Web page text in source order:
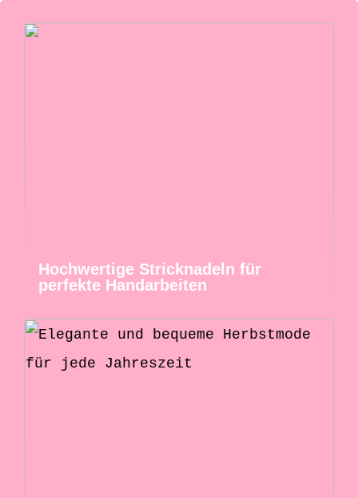
Hochwertige Stricknadeln für
perfekte Handarbeiten